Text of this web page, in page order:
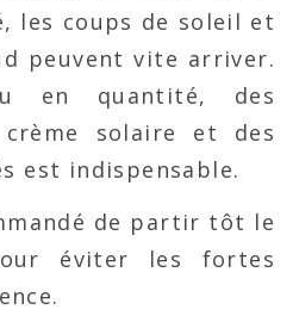
les coups de soleil et
peuvent vite arriver.
en quantité, des
solaire et des
est indispensable.
de partir tôt le
éviter les fortes